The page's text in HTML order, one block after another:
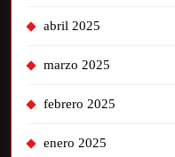
abril 2025
marzo 2025
febrero 2025
enero 2025